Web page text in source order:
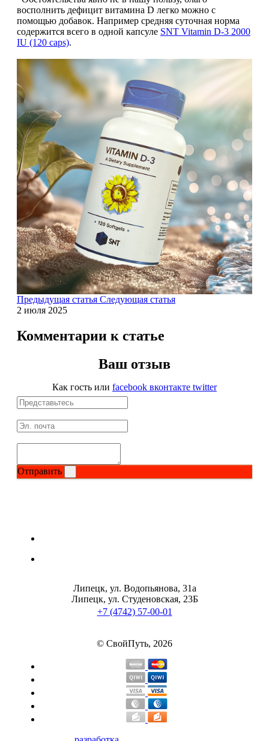
Бустеры тестостерона
ЗМА
Антиоксиданты
Борьба со стрессом
НАЗАД
5-HTP
Адаптогены и Ноотропы
Магний + В6
Волосы и кожа
Здоровая печень
Здоровье костей
Зрение
Коэнзим Q10
Пищеварение
Сердце и Сосуды
Суставы и связки
Сывороточный протеин
WTF LABZ
восполнить дефицит витамина D легко можно с
помощью добавок. Например средняя суточная норма
содержится всего в одной капсуле SNT Vitamin D-3 2000
IU (120 caps).
Предыдущая статья Следующая статья
2 июля 2025
Комментарии к статье
Ваш отзыв
Как гость или facebook вконтакте twitter
Отправить
Липецк, ул. Водопьянова, 31а
Липецк, ул. Студеновская, 23Б
+7 (4742) 57-00-01
© СвойПуть, 2026